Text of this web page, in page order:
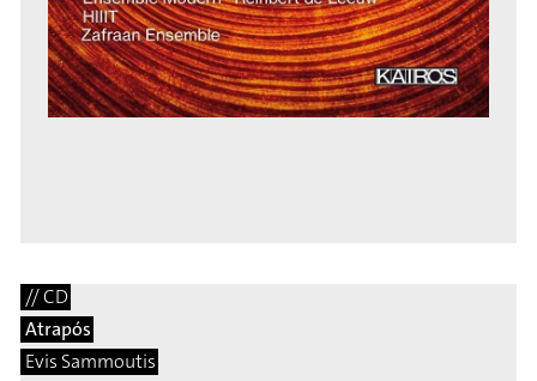
// CD
Atrapós
Evis Sammoutis